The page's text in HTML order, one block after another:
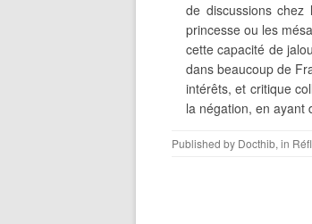
de discussions
princesse ou les
cette capacité de
dans beaucoup de
intérêts, et critique
la négation, en ayant
Published by Docthib, in